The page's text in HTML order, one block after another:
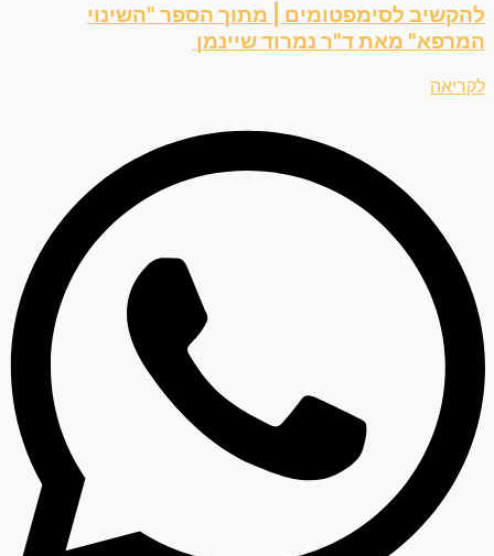
להקשיב לסימפטומים | מתוך הספר "השינוי
המרפא" מאת ד"ר נמרוד שיינמן ‏
לקריאה